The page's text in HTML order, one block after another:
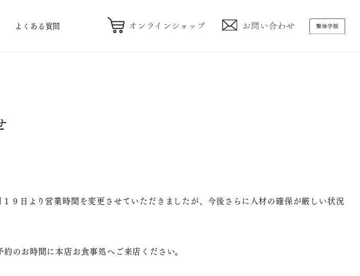
よくある質問
９日より営業時間を変更させていただきましたが、今後さらに人材の確保が厳しい状況
のお時間に本店お食事処へご来店ください。